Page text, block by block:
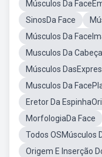
Músculos Da
SinosDa Face
Músculos Da
Musculos Da
Músculos
Musculos Da
Eretor Da
MorfologiaDa Face
Todos OSMúsculos
Origem E Inserção